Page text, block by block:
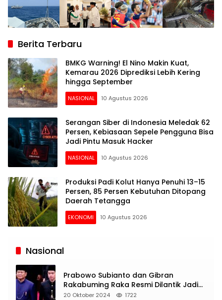
Berita Terbaru
BMKG Warning! El Nino Makin Kuat,
Kemarau 2026 Diprediksi Lebih Kering
hingga September
NASIONAL 10 Agustus 2026
Serangan Siber di Indonesia Meledak 62
Persen, Kebiasaan Sepele Pengguna Bisa
Jadi Pintu Masuk Hacker
NASIONAL 10 Agustus 2026
Produksi Padi Kolut Hanya Penuhi 13–15
Persen, 85 Persen Kebutuhan Ditopang
Daerah Tetangga
EKONOMI 10 Agustus 2026
Siaran
Nasional
Prabowo Subianto dan Gibran
Rakabuming Raka Resmi Dilantik Jadi
Presiden dan Wapres RI
20 Oktober 2024 1722